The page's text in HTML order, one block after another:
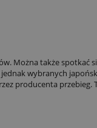
Można także spotkać
wybranych
producenta przebieg.